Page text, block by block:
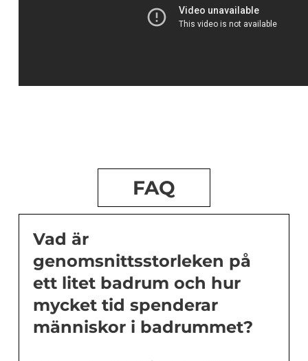
FAQ
Vad är
genomsnittsstorleken på
ett litet badrum och hur
mycket tid spenderar
människor i badrummet?